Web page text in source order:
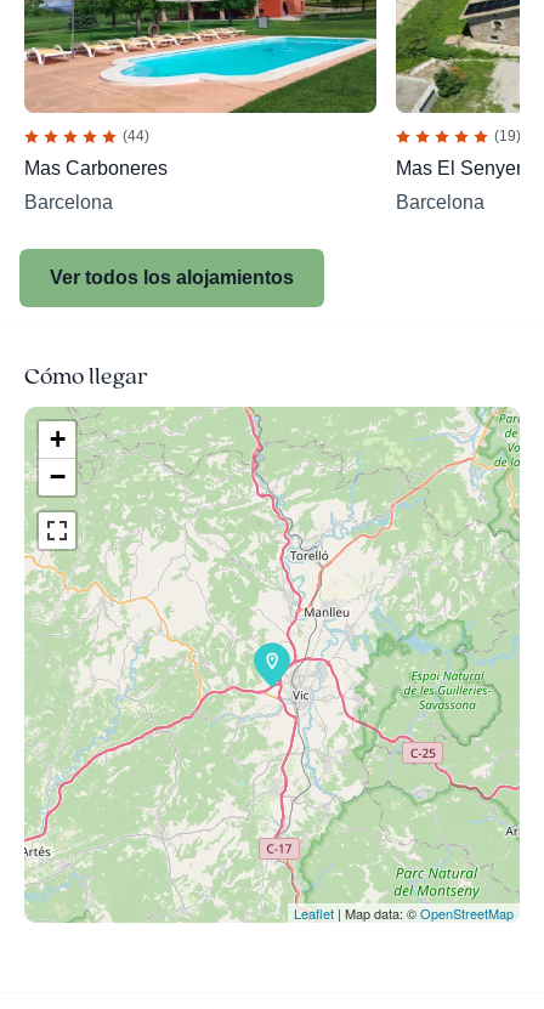
(44)
Mas Carboneres
Barcelona
(19)
Mas El Senyer
Barcelona
Ver todos los alojamientos
Cómo llegar
+
−
Leaflet | Map data: ©OpenStreetMap